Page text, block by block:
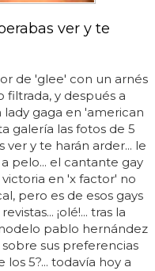
ver y te
de 'glee' con un arnés
y después a
gaga en 'american
galería las fotos de 5
ver y te harán arder... le
pelo... el cantante gay
en 'x factor' no
pero es de esos gays
¡olé!... tras la
pablo hernández
sus preferencias
los 5?... todavía hoy a